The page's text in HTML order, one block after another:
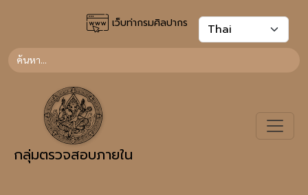
เว็บท่ากรมศิลปากร
กลุ่มตรวจสอบภายใน